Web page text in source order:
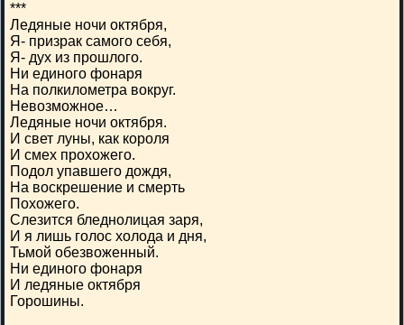
***
Ледяные ночи октября,
Я- призрак самого себя,
Я- дух из прошлого.
Ни единого фонаря
На полкилометра вокруг.
Невозможное…
Ледяные ночи октября.
И свет луны, как короля
И смех прохожего.
Подол упавшего дождя,
На воскрешение и смерть
Похожего.
Слезится бледнолицая заря,
И я лишь голос холода и дня,
Тьмой обезвоженный.
Ни единого фонаря
И ледяные октября
Горошины.